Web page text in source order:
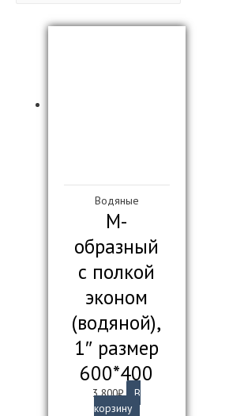
Водяные
М-
образный
с полкой
эконом
(водяной),
1″ размер
600*400
3 800₽
В
корзину